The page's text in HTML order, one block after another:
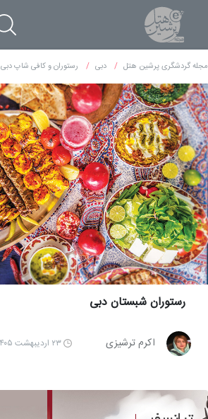
مجله گردشگری پرشین هتل دبی رستوران و کافی شاپ دبی
رستوران شبستان دبی
اکرم ترشیزی ۲۳ اردیبهشت ۱۴۰۵ | ۱۰:۰۰